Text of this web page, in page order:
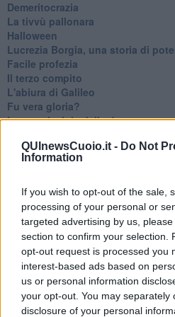
QUInewsCuoio.it - Do Not
Information
If you wish to opt-out of the sale,
processing of your personal or
targeted advertising by us,
section to confirm your selection.
opt-out request is processed you
interest-based ads based on
us or personal information
your opt-out. You may separately
disclosure of your personal
Demeritocrazia
La tivvù pallonara
Halloween
​Lucrezia Borgia, una storia di
Facile profezia
Il terzo compito
L'abiura di Galileo
Fu vera gloria?
La guerricciola delle due rose
Alla fermata dell'autobus
La repressione sessuale per
Foto storica
Esequie solenni
Nostalgia del sangue blu
Teste calde
Non avere e non essere
Armiamoci e... avviatevi
Da Capodanno a Carnevale
Schizzi di fango
Sor-riso amaro